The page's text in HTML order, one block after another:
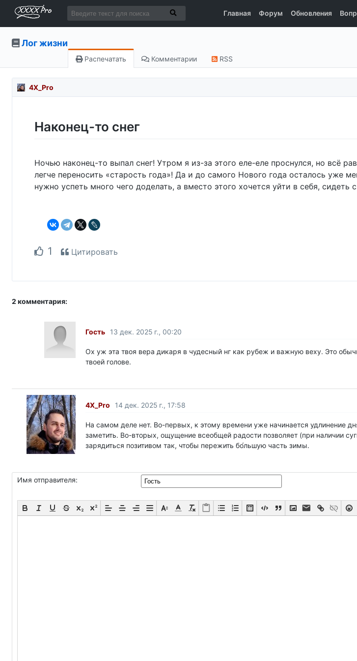
Главная Форум Обновления
Лог жизни
Распечатать Комментарии RSS
4X_Pro
Наконец-то снег
Ночью наконец-то выпал снег! Утром я из-за этого еле-еле проснулся, но всё
легче переносить «старость года»! Да и до самого Нового года осталось уже
нужно успеть много чего доделать, а вместо этого хочется уйти в себя,
1 Цитировать
2 комментария:
Гость 13 дек. 2025 г., 00:20
Ох уж эта твоя вера дикаря в чудесный нг как рубеж и важную веху. Это
твоей голове.
4X_Pro 14 дек. 2025 г., 17:58
На самом деле нет. Во-первых, к этому времени уже начинается удлинение
заметить. Во-вторых, ощущение всеобщей радости позволяет (при наличии
зарядиться позитивом так, чтобы пережить бо́льшую часть зимы.
Имя отправителя: